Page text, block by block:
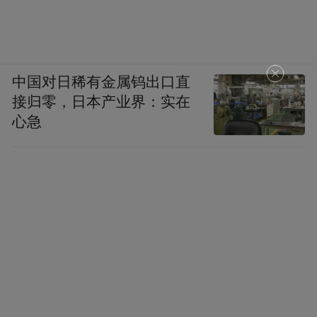
中国对日稀有金属钨出口直
接归零，日本产业界：实在
心急